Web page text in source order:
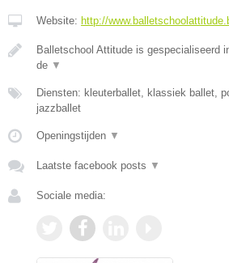
Website: http://
Balletschool Attitude is gespecialiseerd
de ▼
Diensten: kleuterballet, klassiek ballet,
jazzballet
Openingstijden ▼
Laatste facebook posts ▼
Sociale media: